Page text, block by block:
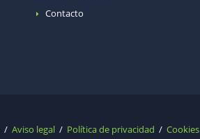
Contacto
/Aviso legal / Política de privacidad /Cookies